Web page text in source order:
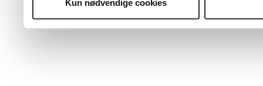
Kun nødvendige cookies